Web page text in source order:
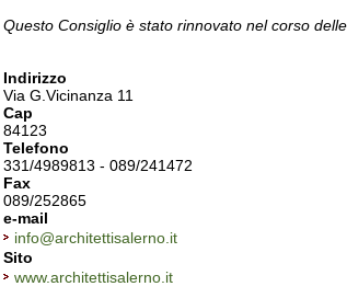
Questo Consiglio è stato rinnovato nel corso
Indirizzo
Via G.Vicinanza 11
Cap
84123
Telefono
331/4989813 - 089/241472
Fax
089/252865
e-mail
info@architettisalerno.it
Sito
www.architettisalerno.it